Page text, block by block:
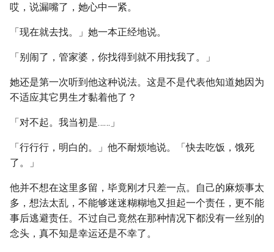
哎，说漏嘴了，她心中一紧。
「现在就去找。」她一本正经地说。
「别闹了，管家婆，你找得到就不用找我了。」
她还是第一次听到他这种说法。这是不是代表他知道她因为
不适应其它男生才黏着他了？
「对不起。我当初是……」
「行行行，明白的。」他不耐烦地说。「快去吃饭，饿死
了。」
他并不想在这里多留，毕竟刚才只差一点。自己的麻烦事太
多，想法太乱，不能够迷迷糊糊地又担起一个责任，更不能
事后逃避责任。不过自己竟然在那种情况下都没有一丝别的
念头，真不知是幸运还是不幸了。